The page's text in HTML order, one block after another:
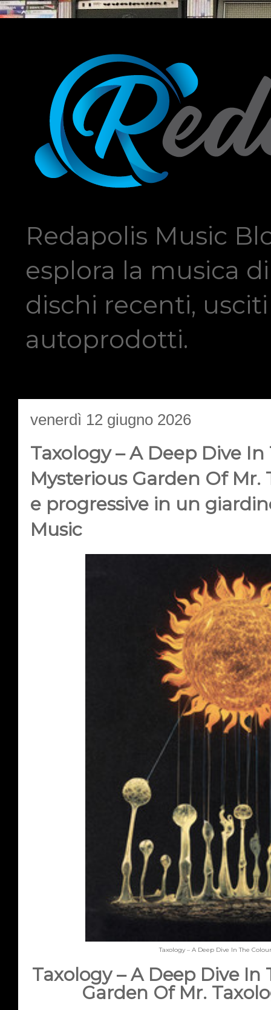
Redapolis Music
esplora la musica
dischi recenti,
autoprodotti.
venerdì 12 giugno 2026
Taxology – A Deep Dive
Mysterious Garden Of Mr.
e progressive in un
Music
Taxology – A Deep Dive In The
Taxology – A Deep Dive
Garden Of Mr.